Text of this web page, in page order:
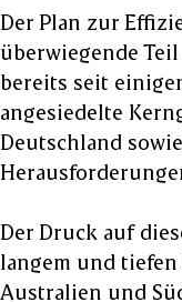
Der Plan zur
überwiegende
bereits seit
angesiedelte
Deutschland
Der Druck auf
langem und tiefen
Australien und